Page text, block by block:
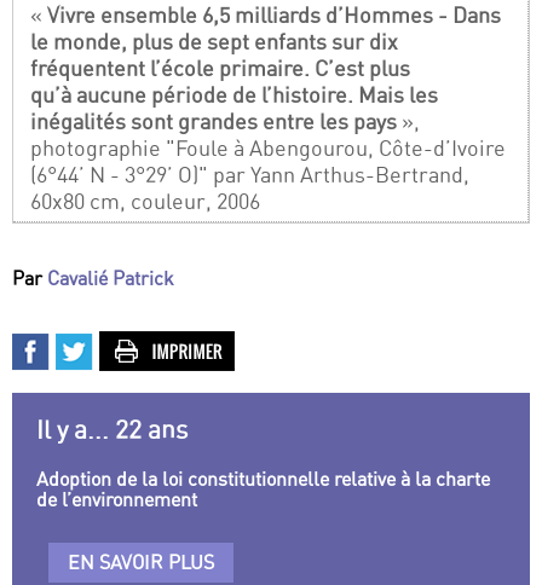
«Vivre ensemble 6,5 milliards d’Hommes - Dans
le monde, plus de sept enfants sur dix
fréquentent l’école primaire. C’est plus
qu’à aucune période de l’histoire. Mais les
inégalités sont grandes entre les pays »,
photographie "Foule à Abengourou, Côte-d’Ivoire
(6°44’ N - 3°29’ O)" par Yann Arthus-Bertrand,
60x80 cm, couleur, 2006
Par Cavalié Patrick
Il y a... 22 ans
Adoption de la loi constitutionnelle relative à la charte
de l’environnement
EN SAVOIR PLUS